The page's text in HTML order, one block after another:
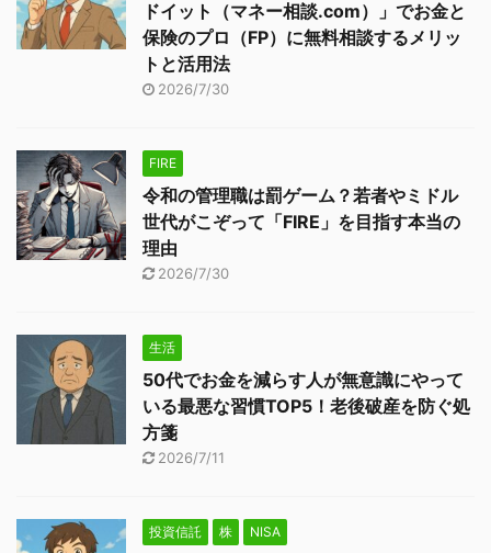
ドイット（マネー相談.com）」でお金と
保険のプロ（FP）に無料相談するメリッ
トと活用法
2026/7/30
FIRE
令和の管理職は罰ゲーム？若者やミドル
世代がこぞって「FIRE」を目指す本当の
理由
2026/7/30
生活
50代でお金を減らす人が無意識にやって
いる最悪な習慣TOP5！老後破産を防ぐ処
方箋
2026/7/11
投資信託 株 NISA